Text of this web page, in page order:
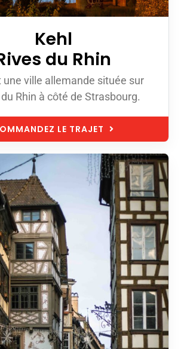
Kehl
du Rhin
une ville allemande située sur
du Rhin à côté de Strasbourg.
LE TRAJET